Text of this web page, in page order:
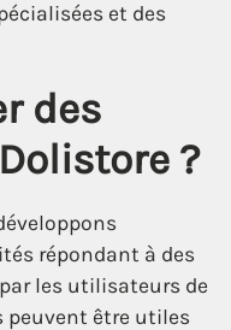
et des
des
?
répondant à des
les utilisateurs de
peuvent être utiles